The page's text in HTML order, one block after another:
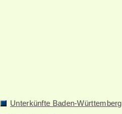
Unterkünfte Baden-Württemberg